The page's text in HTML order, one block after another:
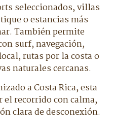
seleccionados, villas
o estancias más
También permite
surf, navegación,
rutas por la costa o
naturales cercanas.
a Costa Rica, esta
el recorrido con calma,
clara de desconexión.